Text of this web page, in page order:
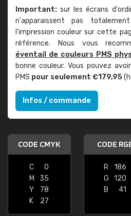
Important: sur les écrans
n'apparaissent pas
l'impression couleur sur cette
référence. Nous vous
éventail de couleurs PMS
bonne couleur. Vous pouvez
PMS pour seulement €179,95
Infos / commande
CODE CMYK
C
0
M
35
Y
78
K
27
CODE
R
186
G
120
B
41